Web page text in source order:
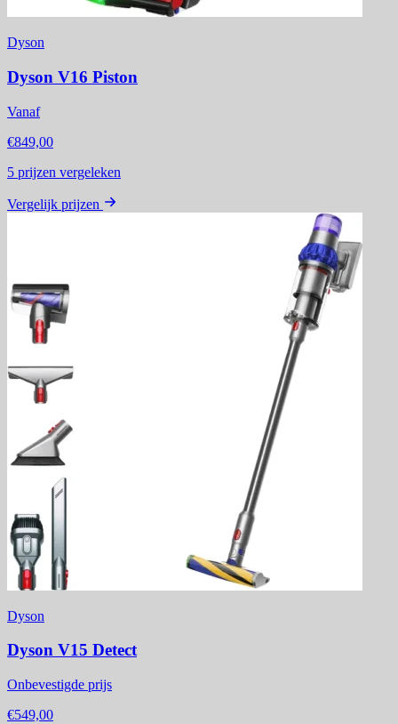
Dyson
Dyson V16 Piston
Vanaf
€849,00
5 prijzen vergeleken
Vergelijk prijzen
Dyson
Dyson V15 Detect
Onbevestigde prijs
€549,00